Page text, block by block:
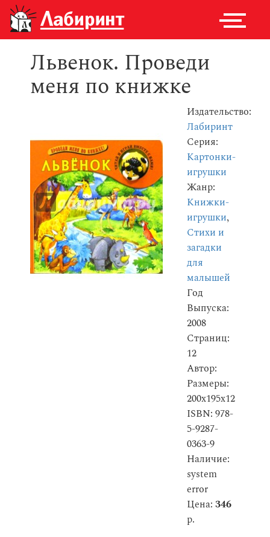
Львенок. Проведи
меня по книжке
Издательство:
Лабиринт
Серия:
Картонки-
игрушки
Жанр:
Книжки-
игрушки,
Стихи и
загадки
для
малышей
Год
Выпуска:
2008
Страниц:
12
Автор:
Размеры:
200x195x12
ISBN: 978-
5-9287-
0363-9
Наличие:
system
error
Цена: 346
р.